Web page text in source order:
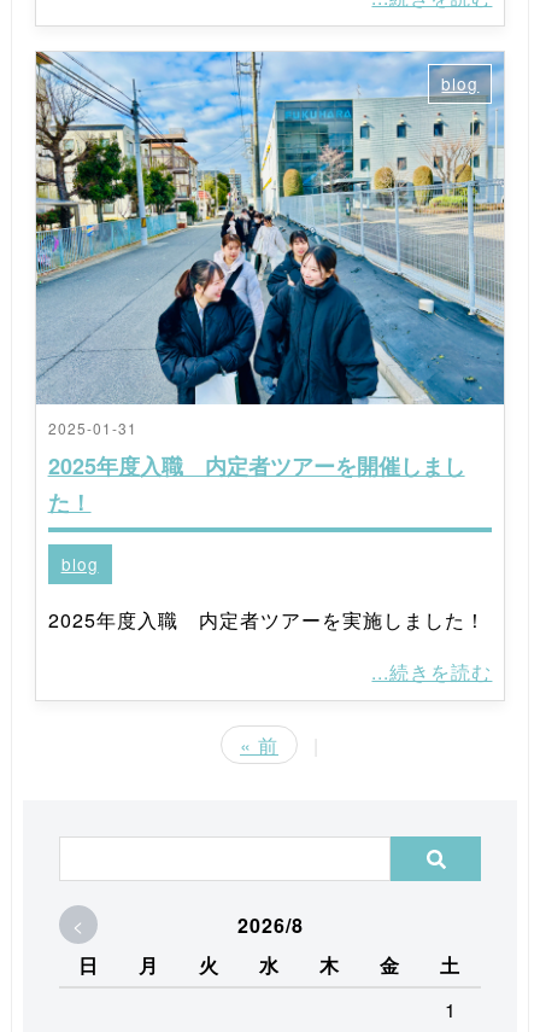
2025-01-31
2025年度入職 内定者ツアーを開催しまし
た！
blog
blog
2025年度入職 内定者ツアーを実施しました！
...続きを読む
« 前
<
2026/8
日
月 火 水 木 金
土
1